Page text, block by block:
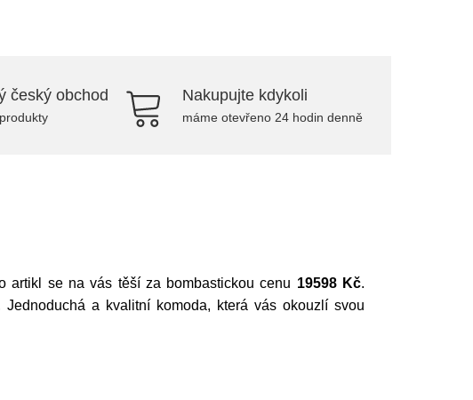
český obchod Nakupujte kdykoli
máme otevřeno 24 hodin denně
artikl se na vás těší za bombastickou cenu 19598 Kč.
a kvalitní komoda, která vás okouzlí svou